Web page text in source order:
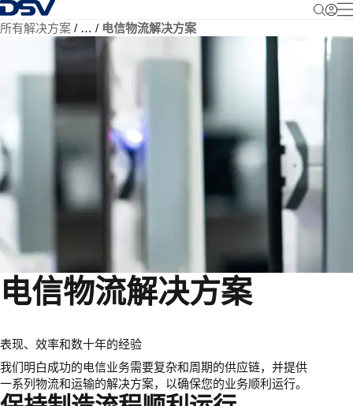
返回首页
所有解决方案 … 电信物流解决方案
电信物流解决方案
表现、效率和数十年的经验
我们明白成功的电信业务需要复杂和周期的供应链，并提供
一系列物流和运输的解决方案，以确保您的业务顺利运行。